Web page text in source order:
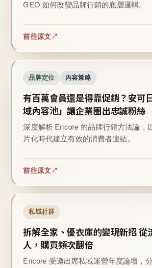
GEO 如何改變品牌行銷的底層邏輯。
前往原文
品牌定位 內容策略
有百萬會員還是得靠促銷？安可
域內容池」讓企業圈出忠誠粉絲
深度解析 Encore 的品牌行銷方法論，
片化時代建立有效的消費者連結。
前往原文
私域社群
拆解全家、優衣庫的變現新招 從
人，購買頻次翻倍
Encore 受邀出席私域運營年度論壇，